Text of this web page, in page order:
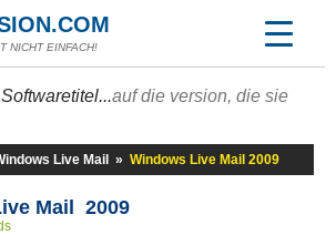
NICHT EINFACH!
auf die version, die sie
Live Mail » Windows Live Mail 2009
Mail 2009